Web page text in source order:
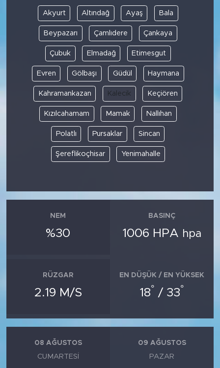
Akyurt Altındağ Ayaş Bala
Beypazarı Çamlıdere Çankaya
Çubuk Elmadağ Etimesgut
Evren Gölbaşı Güdül Haymana
Kahramankazan Kalecik Keçiören
Kızılcahamam Mamak Nallıhan
Polatlı Pursaklar Sincan
Şereflikoçhisar Yenimahalle
NEM
%30
BASINÇ
1006 HPA hpa
RÜZGAR
2.19 M/S
EN DÜŞÜK / EN YÜKSEK
18° / 33°
08 AĞUSTOS
CUMARTESI
09 AĞUSTOS
PAZAR